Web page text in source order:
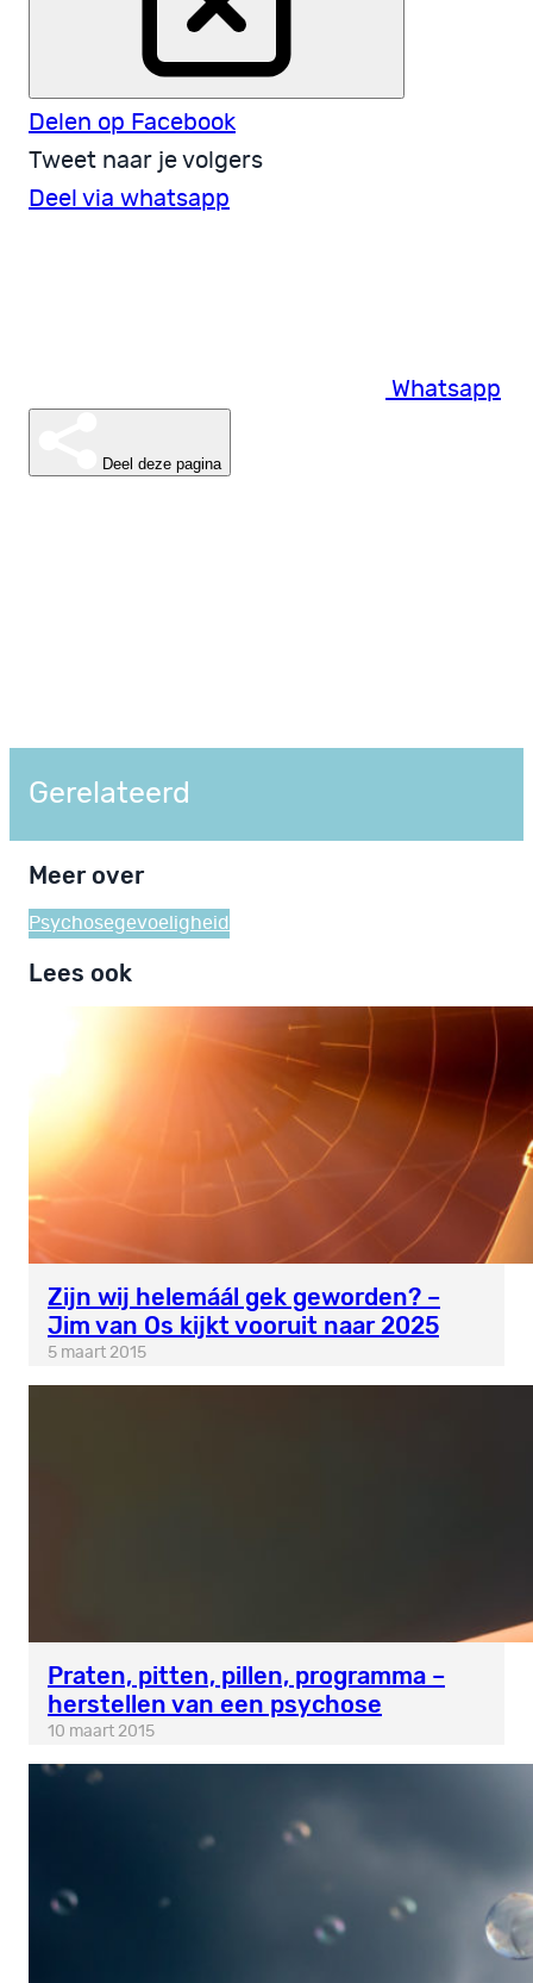
Delen op Facebook
Tweet naar je volgers
Deel via whatsapp
Whatsapp
Deel deze pagina
Gerelateerd
Meer over
Psychosegevoeligheid
Lees ook
Zijn wij helemáál gek geworden? –
Jim van Os kijkt vooruit naar 2025
5 maart 2015
Praten, pitten, pillen, programma –
herstellen van een psychose
10 maart 2015